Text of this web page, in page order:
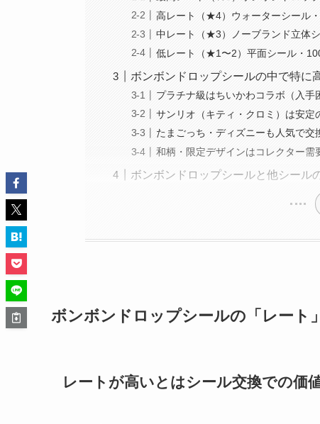
高レート（★4）ウォーターシール
中レート（★3）ノーブランド立体
低レート（★1〜2）平面シール・
ボンボンドロップシールの中で特に
プラチナ級はちいかわコラボ（入手
サンリオ（キティ・クロミ）は安定
たまごっち・ディズニーも人気で交
和柄・限定デザインはコレクター需
ボンボンドロップシールと他シール
ボンボンドロップシールの「レート
レートが高いとはシール交換での価